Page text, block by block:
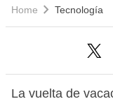
Home Tecnología
La vuelta de